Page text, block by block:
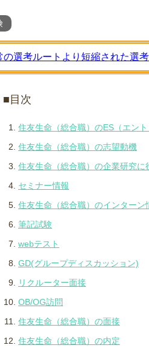
の選考ルートより短縮された選
■目次
住友生命（総合職）のES（エント
住友生命（総合職）の志望動機
住友生命（総合職）の企業研究に
セミナー情報
住友生命（総合職）のインターン
筆記試験
webテスト
GD(グループディスカッション)
リクルーター面接
OB/OG訪問
住友生命（総合職）の面接
住友生命（総合職）の内定